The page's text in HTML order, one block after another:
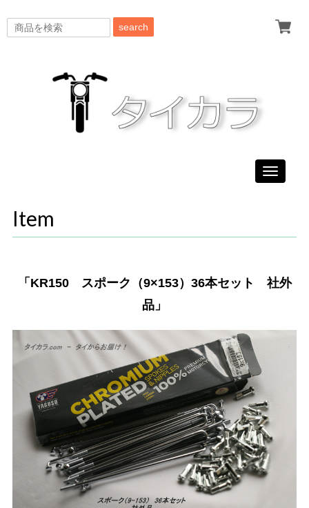
search
Toggle
Item
「KR150 スポーク（9×153）36本セット 社外
品」